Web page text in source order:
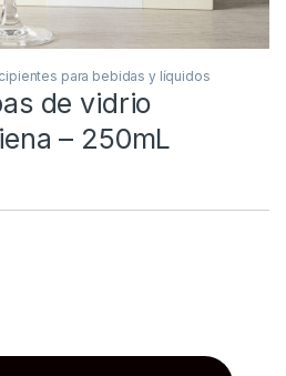
para bebidas y líquidos
de vidrio
– 250mL